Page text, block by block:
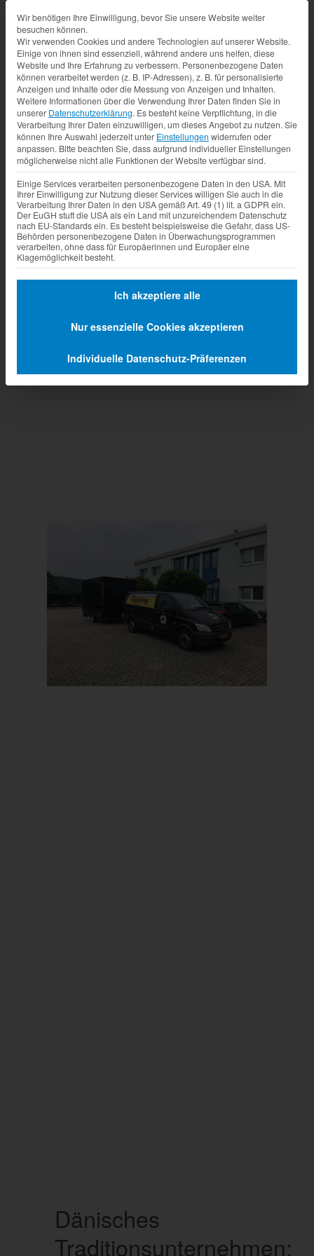
Prev Next
Dänisches
Traditionsunternehmen:
Datenschutz-Präferenz
Wir benötigen Ihre Einwilligung, bevor Sie unsere Website weiter
besuchen können.
Wir verwenden Cookies und andere Technologien auf unserer Website.
Einige von ihnen sind essenziell, während andere uns helfen, diese
Website und Ihre Erfahrung zu verbessern. Personenbezogene Daten
können verarbeitet werden (z. B. IP-Adressen), z. B. für personalisierte
Anzeigen und Inhalte oder die Messung von Anzeigen und Inhalten.
Weitere Informationen über die Verwendung Ihrer Daten finden Sie in
unserer Datenschutzerklärung. Es besteht keine Verpflichtung, in die
Verarbeitung Ihrer Daten einzuwilligen, um dieses Angebot zu nutzen. Sie
können Ihre Auswahl jederzeit unter Einstellungen widerrufen oder
anpassen. Bitte beachten Sie, dass aufgrund individueller Einstellungen
möglicherweise nicht alle Funktionen der Website verfügbar sind.
Einige Services verarbeiten personenbezogene Daten in den USA. Mit
Ihrer Einwilligung zur Nutzung dieser Services willigen Sie auch in die
Verarbeitung Ihrer Daten in den USA gemäß Art. 49 (1) lit. a GDPR ein.
Der EuGH stuft die USA als ein Land mit unzureichendem Datenschutz
nach EU-Standards ein. Es besteht beispielsweise die Gefahr, dass US-
Behörden personenbezogene Daten in Überwachungsprogrammen
verarbeiten, ohne dass für Europäerinnen und Europäer eine
Klagemöglichkeit besteht.
Ich akzeptiere alle
Nur essenzielle Cookies akzeptieren
Individuelle Datenschutz-Präferenzen